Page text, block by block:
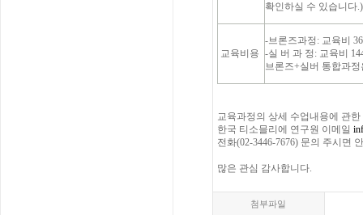
확인하실 수 있습니다.)
교육비용
-브론즈과정: 교육비
-실 버 과 정: 교육비
브론즈+실버 통합과
교육과정의 상세 수업내용에 관
한국 티소믈리에 연구원 이메일
전화(02-3446-7676) 문의 주시면
많은 관심 감사합니다.
첨부파일